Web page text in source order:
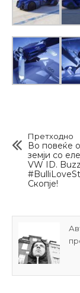
Претходно
Во повеќе
земји со
VW ID.
Скопје!